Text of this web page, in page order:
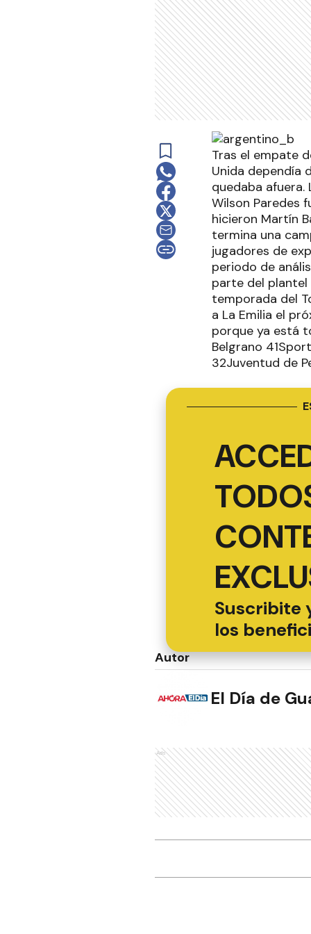
Tras el empate
Unida dependía
quedaba afuera.
Wilson Paredes
hicieron Martín
termina una
jugadores de
periodo de
parte del
temporada del
a La Emilia el
porque ya está
Belgrano
32Juventud de
Suscribite
los
Autor
El Día de
Ads